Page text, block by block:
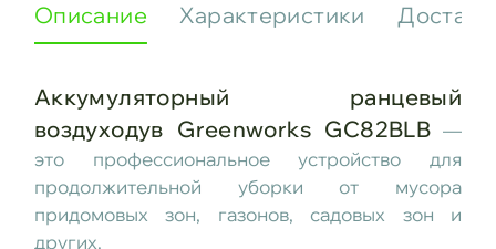
Описание Характеристики
Аккумуляторный ранцевый
воздуходув Greenworks GC82BLB —
это профессиональное устройство для
продолжительной уборки от мусора
придомовых зон, газонов, садовых зон и
других.